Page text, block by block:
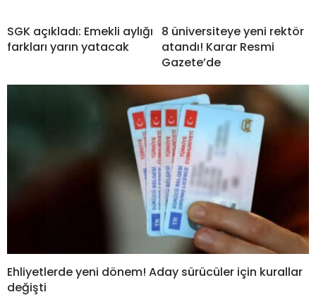
SGK açıkladı: Emekli aylığı
farkları yarın yatacak
8 üniversiteye yeni rektör
atandı! Karar Resmi
Gazete’de
Ehliyetlerde yeni dönem! Aday sürücüler için kurallar
değişti